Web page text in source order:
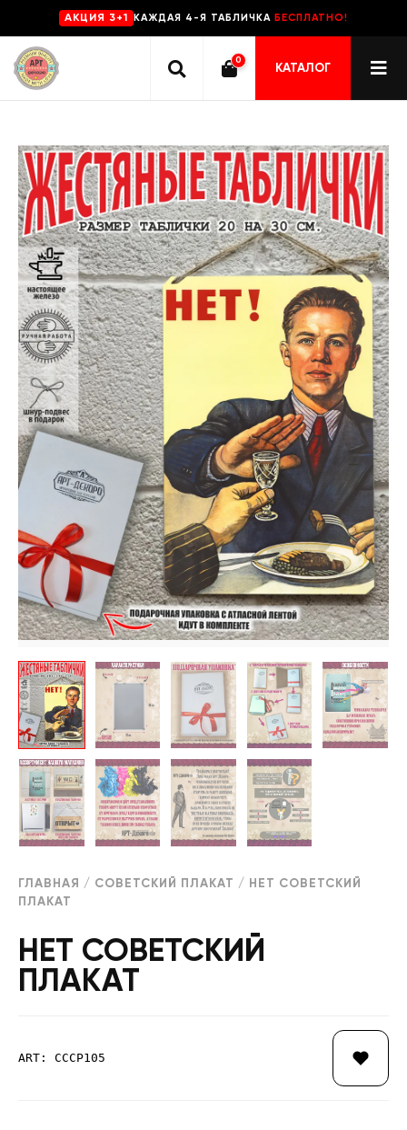
AKЦИЯ 3+1 КАЖДАЯ 4-Я ТАБЛИЧКА БЕСПЛАТНО!
0
КАТАЛОГ
ГЛАВНАЯ / СОВЕТСКИЙ ПЛАКАТ / НЕТ СОВЕТСКИЙ
ПЛАКАТ
НЕТ СОВЕТСКИЙ
ПЛАКАТ
ART: СССР105